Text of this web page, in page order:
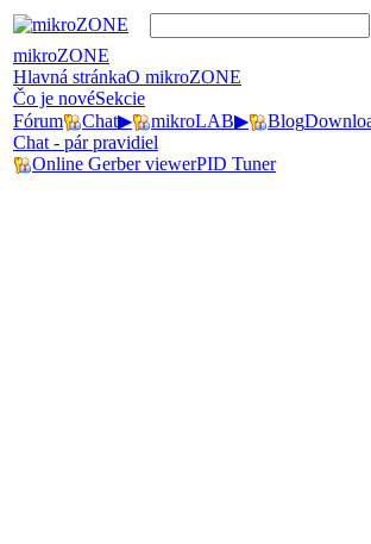
mikroZONE
Hlavná stránkaO mikroZONE
Čo je novéSekcie
Fórum
Chat▶ mikroLAB▶ Blog
Chat - pár pravidiel
Online Gerber viewerPID Tuner